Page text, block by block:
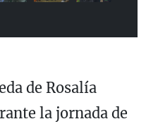
de Rosalía
la jornada de